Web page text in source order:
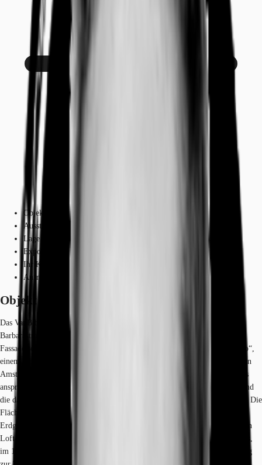
Objekt
Ausstattung
Lage und Verkehrsanbindung
Exposé herunterladen
Ihr Kontakt
Anfrage senden
Objekt
Das VanB befindet sich in exponierter Ecklage an der Infanterie-/
Barbarastraße und sticht auch optisch mit seiner ansprechend gestalteten
Fassade sofort ins Auge. Dies liegt nicht zuletzt am Architekten „UNStudio“,
einem vielfach ausgezeichneten und innovativen Architekturbüro mit Sitz in
Amsterdam. Auf knapp 10.000 m² Bruttogeschossfläche wurde größtenteils
anspruchsvoller Wohnraum realisiert, lediglich die Erdgeschosseinheiten und
die damit verbundenen Untergeschosseinheiten werden gewerblich genutzt. Die
Flächen selbst bestechen unter anderem durch raumhohe Fensterfronten im
Erdgeschoss und überdurchschnittliche Raumhöhen, die den Räumlichkeiten
Loft-Charakter verleihen. Die Haupteingänge befinden sich im Erdgeschoss,
im 1. Untergeschoss gibt es ebenfalls jeweils Eingänge und direkten Zugang